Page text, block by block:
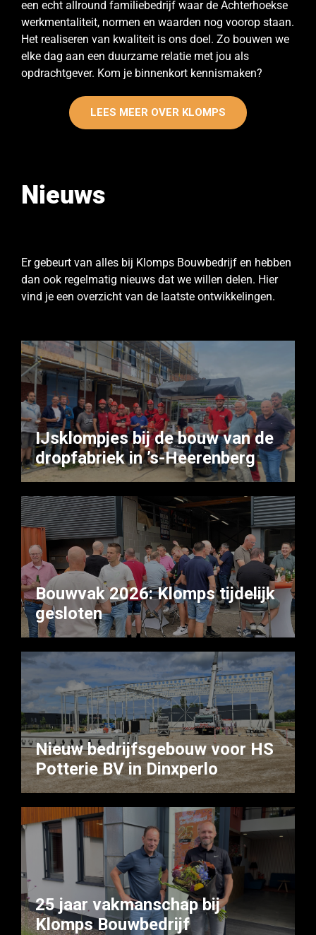
een echt allround familiebedrijf waar de Achterhoekse
werkmentaliteit, normen en waarden nog voorop staan.
Het realiseren van kwaliteit is ons doel. Zo bouwen we
elke dag aan een duurzame relatie met jou als
opdrachtgever. Kom je binnenkort kennismaken?
LEES MEER OVER KLOMPS
Nieuws
Er gebeurt van alles bij Klomps Bouwbedrijf en hebben
dan ook regelmatig nieuws dat we willen delen. Hier
vind je een overzicht van de laatste ontwikkelingen.
IJsklompjes bij de bouw van de
dropfabriek in ’s-Heerenberg
Bouwvak 2026: Klomps tijdelijk
gesloten
Nieuw bedrijfsgebouw voor HS
Potterie BV in Dinxperlo
25 jaar vakmanschap bij
Klomps Bouwbedrijf